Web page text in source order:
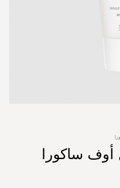
أوف ساكورا